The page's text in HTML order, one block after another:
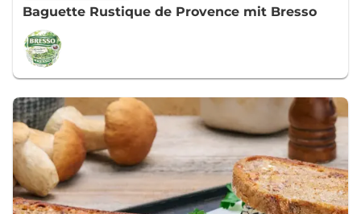
Baguette Rustique de Provence mit Bresso